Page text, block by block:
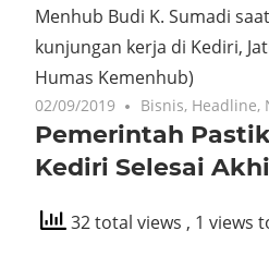
Menhub Budi K. Sumadi
kunjungan kerja di Kediri,
Humas Kemenhub)
02/09/2019 Bisnis, Headline,
Pemerintah
Kediri Selesai
32 total views , 1 views